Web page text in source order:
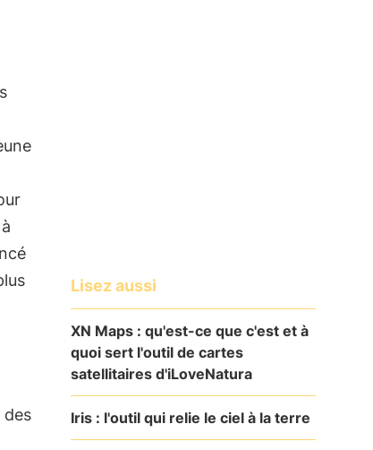
des
Lisez aussi
XN Maps : qu'est-ce que c'est et à
quoi sert l'outil de cartes
satellitaires d'iLoveNatura
Iris : l'outil qui relie le ciel à la terre